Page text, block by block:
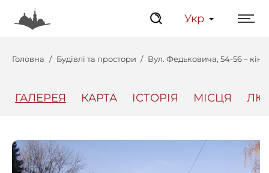
Укр
Головна Будівлі та простори Вул. Федьковича, 54-56 –
ГАЛЕРЕЯ КАРТА ІСТОРІЯ МІСЦЯ